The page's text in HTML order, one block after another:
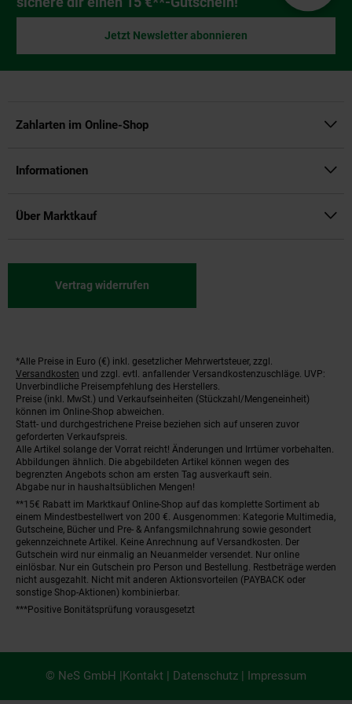
Jetzt Newsletter abonnieren
Zahlarten im Online-Shop
Informationen
Über Marktkauf
Vertrag widerrufen
Fußnoten
*Alle Preise in Euro (€) inkl. gesetzlicher Mehrwertsteuer, zzgl.
Versandkosten und zzgl. evtl. anfallender Versandkostenzuschläge. UVP:
Unverbindliche Preisempfehlung des Herstellers.
Preise (inkl. MwSt.) und Verkaufseinheiten (Stückzahl/Mengeneinheit)
können im Online-Shop abweichen.
Statt- und durchgestrichene Preise beziehen sich auf unseren zuvor
geforderten Verkaufspreis.
Alle Artikel solange der Vorrat reicht! Änderungen und Irrtümer vorbehalten.
Abbildungen ähnlich. Die abgebildeten Artikel können wegen des
begrenzten Angebots schon am ersten Tag ausverkauft sein.
Abgabe nur in haushaltsüblichen Mengen!
**15€ Rabatt im Marktkauf Online-Shop auf das komplette Sortiment ab
einem Mindestbestellwert von 200 €. Ausgenommen: Kategorie Multimedia,
Gutscheine, Bücher und Pre- & Anfangsmilchnahrung sowie gesondert
gekennzeichnete Artikel. Keine Anrechnung auf Versandkosten. Der
Gutschein wird nur einmalig an Neuanmelder versendet. Nur online
einlösbar. Nur ein Gutschein pro Person und Bestellung. Restbeträge werden
nicht ausgezahlt. Nicht mit anderen Aktionsvorteilen (PAYBACK oder
sonstige Shop-Aktionen) kombinierbar.
***Positive Bonitätsprüfung vorausgesetzt
© NeS GmbH |Kontakt | Datenschutz | Impressum